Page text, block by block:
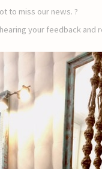
to miss our news. ?
your feedback and